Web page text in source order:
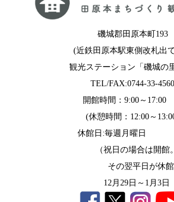
磯城郡田原本町193
(近鉄田原本駅東側改札出
観光ステーション「磯城の
TEL/FAX:0744-33-4560
開館時間：9:00～
(休憩時間：12:00～
休館日:毎週月曜
（祝日の場合は開館。
その翌平日が休館
12月29日～1月3日